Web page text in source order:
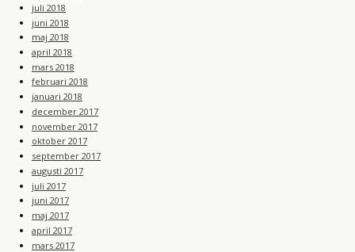
juli 2018
juni 2018
maj 2018
april 2018
mars 2018
februari 2018
januari 2018
december 2017
november 2017
oktober 2017
september 2017
augusti 2017
juli 2017
juni 2017
maj 2017
april 2017
mars 2017